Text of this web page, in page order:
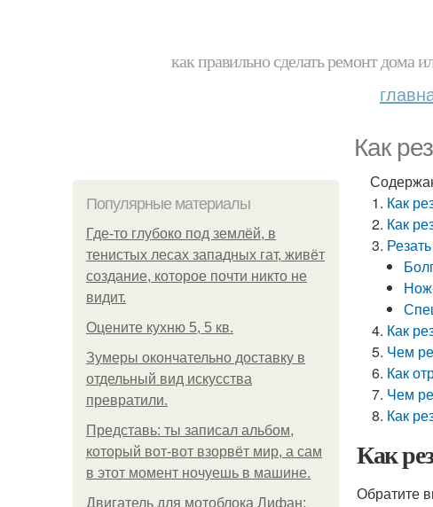
как правильно сделать ремонт дома
Как
Популярные материалы
Где-то глубоко под землёй, в
тенистых лесах западных гат, живёт
создание, которое почти никто не
видит.
Оцените кухню 5, 5 кв.
Зумеры окончательно доставку в
отдельный вид искусства
превратили.
Представь: ты записал альбом,
который вот-вот взорвёт мир, а сам
в этот момент ночуешь в машине.
Двигатель для мотоблока Лифан:
Как
Как
Как
Чем
Как
Чем
Как
Как
Обратите